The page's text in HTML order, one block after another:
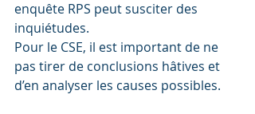
enquête RPS peut susciter des
inquiétudes.
Pour le CSE, il est important de ne
pas tirer de conclusions hâtives et
d’en analyser les causes possibles.